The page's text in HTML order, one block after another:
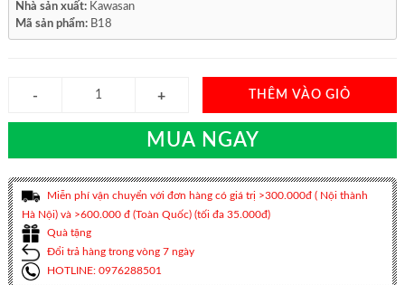
Nhà sản xuất: Kawasan
Mã sản phẩm: B18
THÊM VÀO GIỎ
MUA NGAY
Miễn phí vận chuyển với đơn hàng có giá trị >300.000đ ( Nội thành
Hà Nội) và >600.000 đ (Toàn Quốc) (tối đa 35.000đ)
Quà tặng
Đổi trả hàng trong vòng 7 ngày
HOTLINE: 0976288501